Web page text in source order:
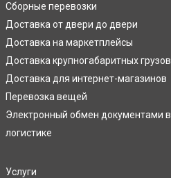
Сборные перевозки
Доставка от двери до двери
Доставка на маркетплейсы
Доставка крупногабаритных грузов
Доставка для интернет-магазинов
Перевозка вещей
Электронный обмен документами в
логистике
Услуги